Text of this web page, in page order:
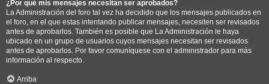
¿Por qué mis mensajes necesitan ser aprobados?
La Administración del foro tal vez ha decidido que los mensajes publicados en
el foro, en el que estas intentando publicar mensajes, necesiten ser revisados
antes de aprobarlos. También es posible que La Administración le haya
ubicado en un grupo de usuarios cuyos mensajes necesitan ser revisados
antes de aprobarlos. Por favor comuníquese con el administrador para más
información al respecto.
Arriba